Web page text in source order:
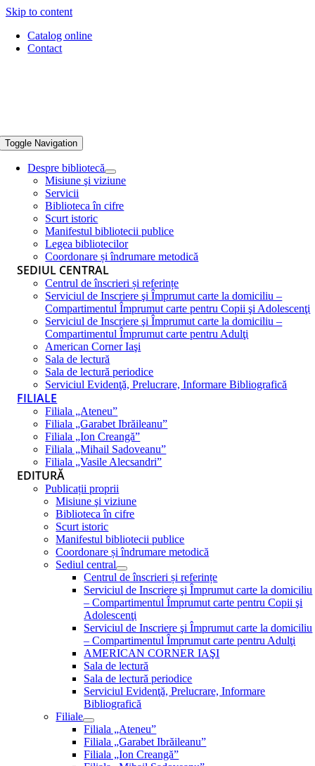
Skip to content
Catalog online
Contact
Toggle Navigation
Despre bibliotecă
Misiune şi viziune
Servicii
Biblioteca în cifre
Scurt istoric
Manifestul bibliotecii publice
Legea bibliotecilor
Coordonare și îndrumare metodică
SEDIUL CENTRAL
Centrul de înscrieri și referințe
Serviciul de Inscriere şi Împrumut carte la domiciliu –
Compartimentul Împrumut carte pentru Copii şi Adolescenţi
Serviciul de Inscriere şi Împrumut carte la domiciliu –
Compartimentul Împrumut carte pentru Adulţi
American Corner Iaşi
Sala de lectură
Sala de lectură periodice
Serviciul Evidenţă, Prelucrare, Informare Bibliografică
FILIALE
Filiala „Ateneu”
Filiala „Garabet Ibrăileanu”
Filiala „Ion Creangă”
Filiala „Mihail Sadoveanu”
Filiala „Vasile Alecsandri”
EDITURĂ
Publicații proprii
Misiune şi viziune
Biblioteca în cifre
Scurt istoric
Manifestul bibliotecii publice
Coordonare și îndrumare metodică
Sediul central
Centrul de înscrieri și referințe
Serviciul de Inscriere şi Împrumut carte la domiciliu
– Compartimentul Împrumut carte pentru Copii şi
Adolescenţi
Serviciul de Inscriere şi Împrumut carte la domiciliu
– Compartimentul Împrumut carte pentru Adulţi
AMERICAN CORNER IAŞI
Sala de lectură
Sala de lectură periodice
Serviciul Evidenţă, Prelucrare, Informare
Bibliografică
Filiale
Filiala „Ateneu”
Filiala „Garabet Ibrăileanu”
Filiala „Ion Creangă”